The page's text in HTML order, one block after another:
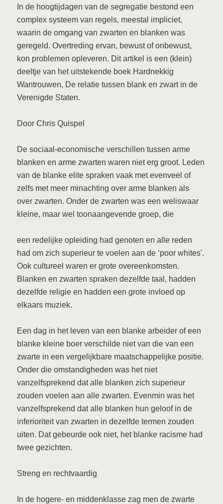
In de hoogtijdagen van de segregatie bestond een
complex systeem van regels, meestal impliciet,
waarin de omgang van zwarten en blanken was
geregeld. Overtreding ervan, bewust of onbewust,
kon problemen opleveren. Dit artikel is een (klein)
deeltje van het uitstekende boek Hardnekkig
Wantrouwen, De relatie tussen blank en zwart in de
Verenigde Staten.
Door Chris Quispel
De sociaal-economische verschillen tussen arme
blanken en arme zwarten waren niet erg groot. Leden
van de blanke elite spraken vaak met evenveel of
zelfs met meer minachting over arme blanken als
over zwarten. Onder de zwarten was een weliswaar
kleine, maar wel toonaangevende groep, die
een redelijke opleiding had genoten en alle reden
had om zich superieur te voelen aan de ‘poor whites'.
Ook cultureel waren er grote overeenkomsten.
Blanken en zwarten spraken dezelfde taal, hadden
dezelfde religie en hadden een grote invloed op
elkaars muziek.
Een dag in het leven van een blanke arbeider of een
blanke kleine boer verschilde niet van die van een
zwarte in een vergelijkbare maatschappelijke positie.
Onder die omstandigheden was het niet
vanzelfsprekend dat alle blanken zich superieur
zouden voelen aan alle zwarten. Evenmin was het
vanzelfsprekend dat alle blanken hun geloof in de
inferioriteit van zwarten in dezelfde termen zouden
uiten. Dat gebeurde ook niet, het blanke racisme had
twee gezichten.
Streng en rechtvaardig
In de hogere- en middenklasse zag men de zwarte